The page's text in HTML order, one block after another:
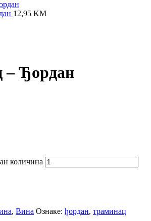
12,95 KM
– Ђордан
количина
, Вина Ознаке: ђордан, траминац